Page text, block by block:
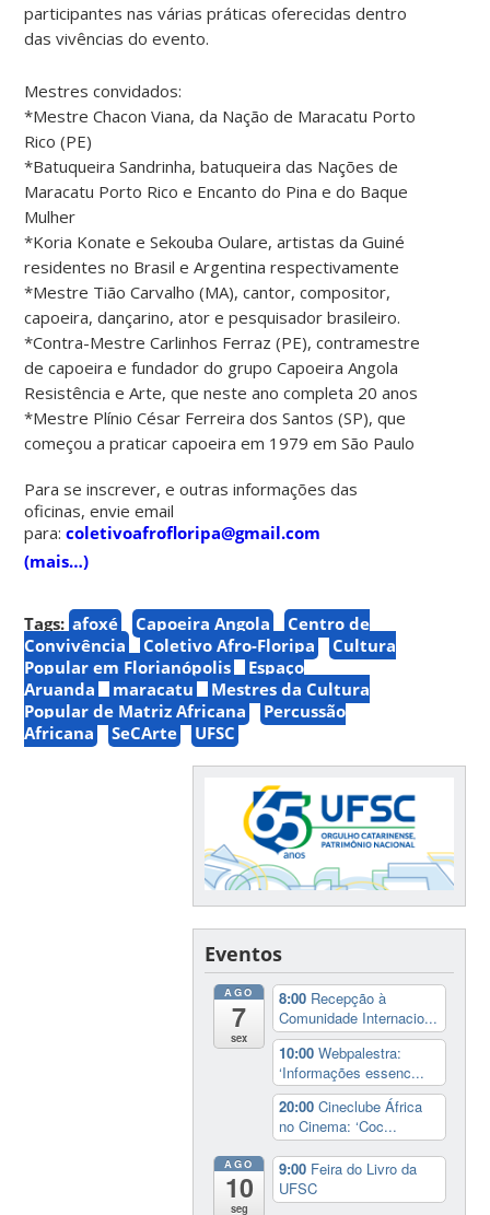
participantes nas várias práticas oferecidas dentro
das vivências do evento.
Mestres convidados:
*Mestre Chacon Viana, da Nação de Maracatu Porto
Rico (PE)
*Batuqueira Sandrinha, batuqueira das Nações de
Maracatu Porto Rico e Encanto do Pina e do Baque
Mulher
*Koria Konate e Sekouba Oulare, artistas da Guiné
residentes no Brasil e Argentina respectivamente
*Mestre Tião Carvalho (MA), cantor, compositor,
capoeira, dançarino, ator e pesquisador brasileiro.
*Contra-Mestre Carlinhos Ferraz (PE), contramestre
de capoeira e fundador do grupo Capoeira Angola
Resistência e Arte, que neste ano completa 20 anos
*Mestre Plínio César Ferreira dos Santos (SP), que
começou a praticar capoeira em 1979 em São Paulo
Para se inscrever, e outras informações das
oficinas, envie email
para:coletivoafrofloripa@gmail.com
(mais…)
Tags: afoxé Capoeira Angola
Centro de
Convivência
Coletivo Afro-Floripa
Cultura
Popular em Florianópolis
Espaço
Aruanda
maracatu
Mestres da Cultura
Popular de Matriz Africana
Percussão
Africana
SeCArte UFSC
Eventos
AGO
7
sex
8:00 Recepção à
Comunidade Internacio...
10:00Webpalestra:
‘Informações essenc...
20:00Cineclube África
no Cinema: ‘Coc...
AGO
10
seg
9:00 Feira do Livro da
UFSC